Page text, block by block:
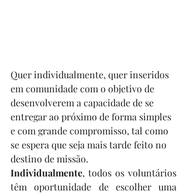
Quer individualmente, quer inseridos
em comunidade com o objetivo de
desenvolverem a capacidade de se
entregar ao próximo de forma simples
e com grande compromisso, tal como
se espera que seja mais tarde feito no
destino de missão.
Individualmente, todos os voluntários
têm oportunidade de escolher uma